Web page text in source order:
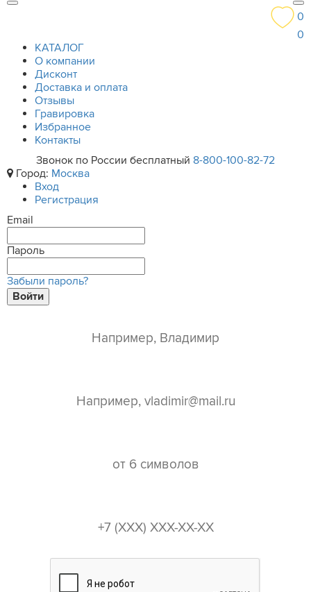
0
0
КАТАЛОГ
О компании
Дисконт
Доставка и оплата
Отзывы
Гравировка
Избранное
Контакты
Звонок по России бесплатный 8-800-100-82-72
Город: Москва
Вход
Регистрация
Email
Пароль
Забыли пароль?
Войти